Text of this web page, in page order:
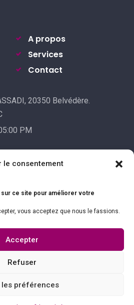
le consentement
ce site pour améliorer votre
vous acceptez que nous le fassions.
Accepter
Refuser
les préférences
A propos
Services
Contact
20350 Belvédère.
PM